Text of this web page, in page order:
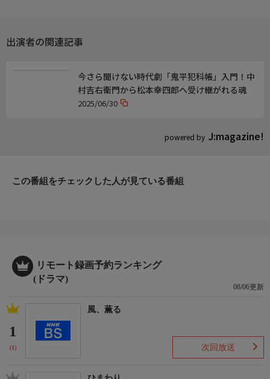
ったが怪しいところはなかった。
そして、木立から見張る平蔵とおまさの前に、縄でつながれた女
小林金弥：中村歌昇
小房の粂八：蟹江敬三
相模の彦十：江戸家猫八
お徳：左時枝
朋斉：竹本孝之
文吉：櫻木健一
疾風の陣内：五味龍太郎
出演者の関連記事
powered by J:magazine!
今さら聞けない時代劇「鬼平犯科帳」入門！中
村吉右衛門から松本幸四郎へ受け継がれる魂
2025/06/30
この番組をチェックした人が見ている番組
リモート録画予約ランキング
(ドラマ)
08/06更新
1
(1)
風、薫る
次回放送